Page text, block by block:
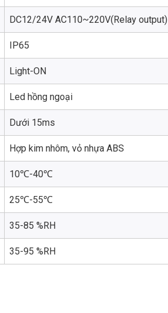
DC12/24V AC110~220V(Relay output)
IP65
Light-ON
Led hồng ngoại
Dưới 15ms
Hợp kim nhôm, vỏ nhựa ABS
10℃-40℃
25℃-55℃
35-85 %RH
35-95 %RH